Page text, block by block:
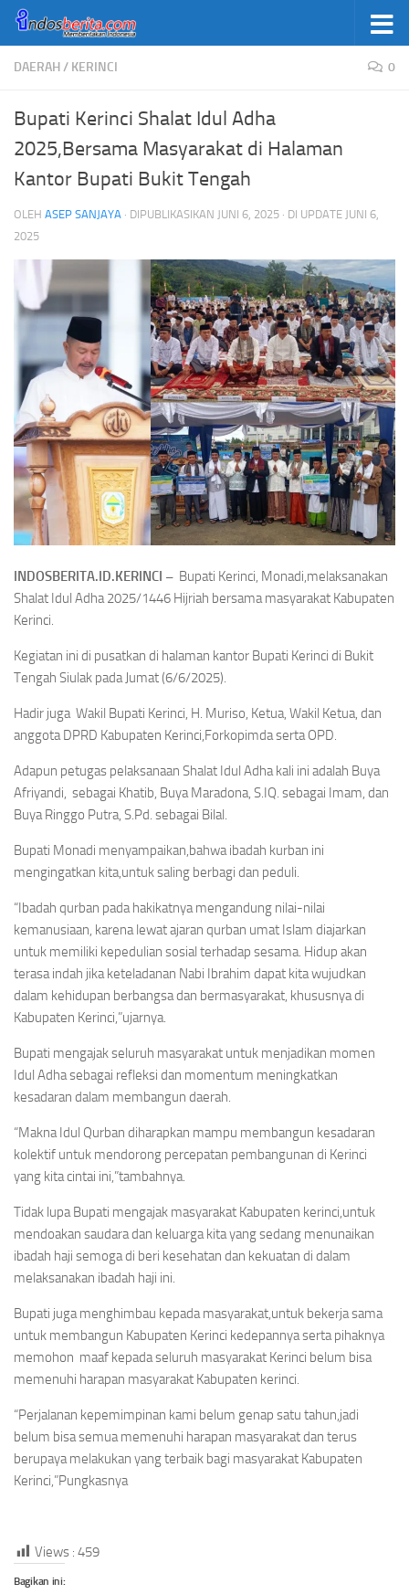
Skip to content
DAERAH/ KERINCI 0
Bupati Kerinci Shalat Idul Adha
2025,Bersama Masyarakat di Halaman
Kantor Bupati Bukit Tengah
OLEH ASEP SANJAYA · DIPUBLIKASIKAN JUNI 6, 2025 · DI UPDATE JUNI 6,
2025
INDOSBERITA.ID.KERINCI – Bupati Kerinci, Monadi,melaksanakan
Shalat Idul Adha 2025/1446 Hijriah bersama masyarakat Kabupaten
Kerinci.
Kegiatan ini di pusatkan di halaman kantor Bupati Kerinci di Bukit
Tengah Siulak pada Jumat (6/6/2025).
Hadir juga Wakil Bupati Kerinci, H. Muriso, Ketua, Wakil Ketua, dan
anggota DPRD Kabupaten Kerinci,Forkopimda serta OPD.
Adapun petugas pelaksanaan Shalat Idul Adha kali ini adalah Buya
Afriyandi, sebagai Khatib, Buya Maradona, S.IQ. sebagai Imam, dan
Buya Ringgo Putra, S.Pd. sebagai Bilal.
Bupati Monadi menyampaikan,bahwa ibadah kurban ini
mengingatkan kita,untuk saling berbagi dan peduli.
“Ibadah qurban pada hakikatnya mengandung nilai-nilai
kemanusiaan, karena lewat ajaran qurban umat Islam diajarkan
untuk memiliki kepedulian sosial terhadap sesama. Hidup akan
terasa indah jika keteladanan Nabi Ibrahim dapat kita wujudkan
dalam kehidupan berbangsa dan bermasyarakat, khususnya di
Kabupaten Kerinci,”ujarnya.
Bupati mengajak seluruh masyarakat untuk menjadikan momen
Idul Adha sebagai refleksi dan momentum meningkatkan
kesadaran dalam membangun daerah.
“Makna Idul Qurban diharapkan mampu membangun kesadaran
kolektif untuk mendorong percepatan pembangunan di Kerinci
yang kita cintai ini,”tambahnya.
Tidak lupa Bupati mengajak masyarakat Kabupaten kerinci,untuk
mendoakan saudara dan keluarga kita yang sedang menunaikan
ibadah haji semoga di beri kesehatan dan kekuatan di dalam
melaksanakan ibadah haji ini.
Bupati juga menghimbau kepada masyarakat,untuk bekerja sama
untuk membangun Kabupaten Kerinci kedepannya serta pihaknya
memohon maaf kepada seluruh masyarakat Kerinci belum bisa
memenuhi harapan masyarakat Kabupaten kerinci.
“Perjalanan kepemimpinan kami belum genap satu tahun,jadi
belum bisa semua memenuhi harapan masyarakat dan terus
berupaya melakukan yang terbaik bagi masyarakat Kabupaten
Kerinci,”Pungkasnya
Views : 459
Bagikan ini: